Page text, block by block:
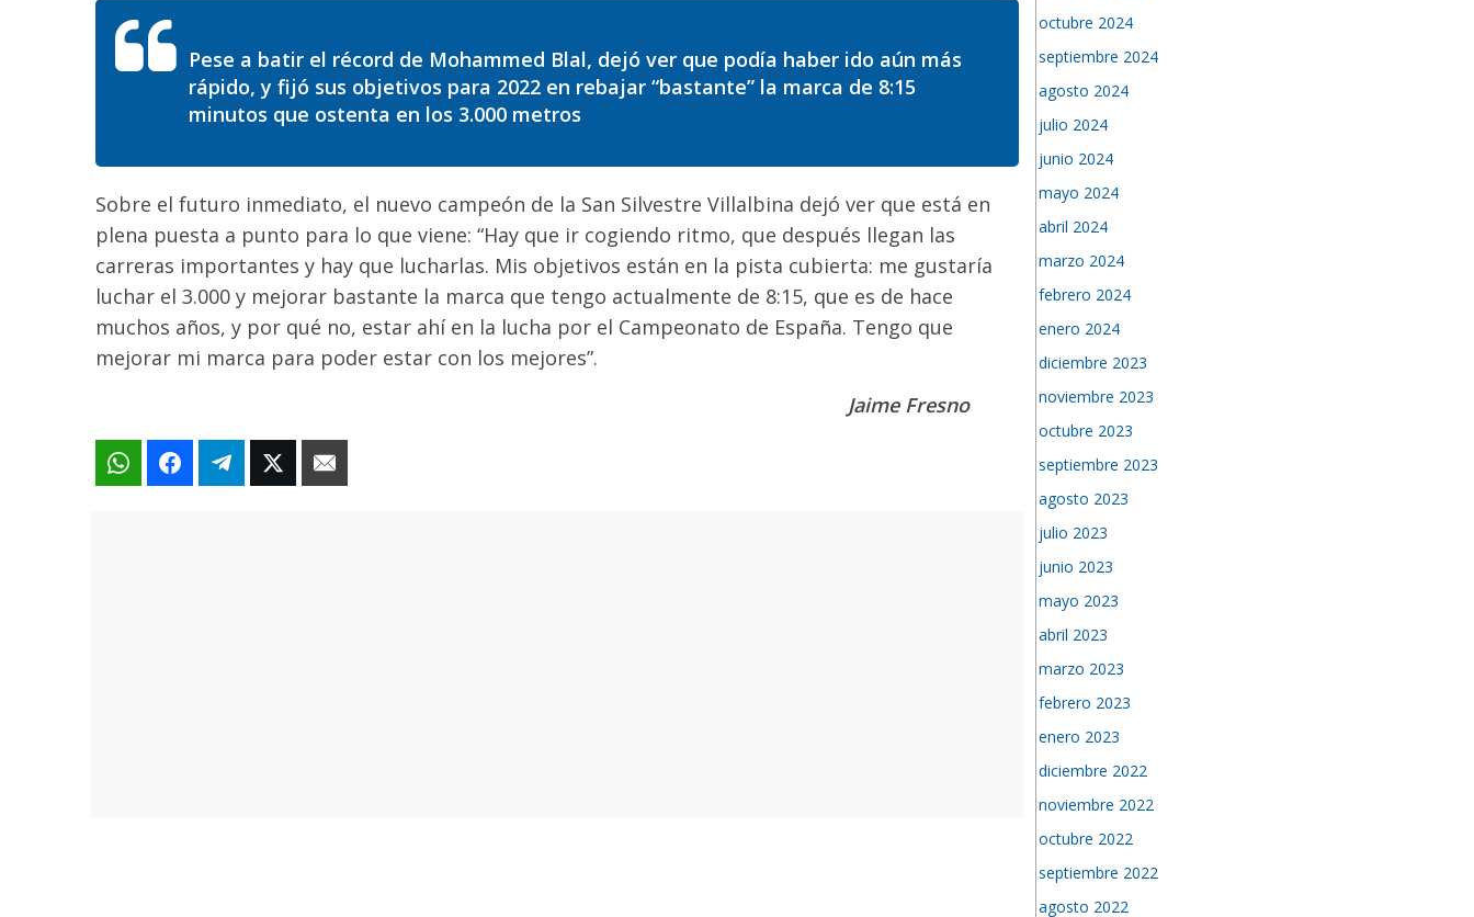
Pese a batir el récord de Mohammed Blal, dejó ver que podía haber ido aún más
rápido, y fijó sus objetivos para 2022 en rebajar “bastante” la marca de 8:15
minutos que ostenta en los 3.000 metros
Sobre el futuro inmediato, el nuevo campeón de la San Silvestre Villalbina dejó ver que está en
plena puesta a punto para lo que viene: “Hay que ir cogiendo ritmo, que después llegan las
carreras importantes y hay que lucharlas. Mis objetivos están en la pista cubierta: me gustaría
luchar el 3.000 y mejorar bastante la marca que tengo actualmente de 8:15, que es de hace
muchos años, y por qué no, estar ahí en la lucha por el Campeonato de España. Tengo que
mejorar mi marca para poder estar con los mejores”.
Jaime Fresno
octubre 2024
septiembre 2024
agosto 2024
julio 2024
junio 2024
mayo 2024
abril 2024
marzo 2024
febrero 2024
enero 2024
diciembre 2023
noviembre 2023
octubre 2023
septiembre 2023
agosto 2023
julio 2023
junio 2023
mayo 2023
abril 2023
marzo 2023
febrero 2023
enero 2023
diciembre 2022
noviembre 2022
octubre 2022
septiembre 2022
agosto 2022